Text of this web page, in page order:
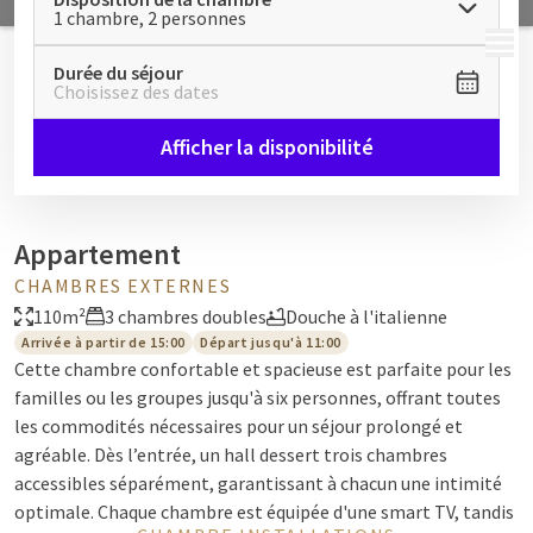
MENU
1 chambre, 2 personnes
Durée du séjour
Choisissez des dates
Afficher la disponibilité
Appartement
CHAMBRES EXTERNES
110m²
3 chambres doubles Douche à l'italienne
Arrivée à partir de 15:00 Départ jusqu'à 11:00
Cette chambre confortable et spacieuse est parfaite pour les
familles ou les groupes jusqu'à six personnes, offrant toutes
les commodités nécessaires pour un séjour prolongé et
agréable. Dès l’entrée, un hall dessert trois chambres
accessibles séparément, garantissant à chacun une intimité
optimale. Chaque chambre est équipée d'une smart TV, tandis